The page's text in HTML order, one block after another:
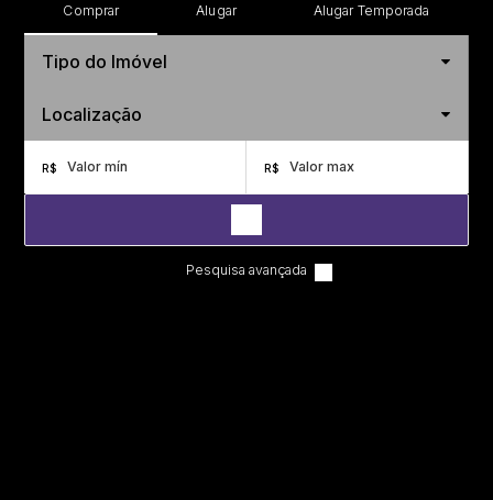
Comprar Alugar Alugar Temporada
Tipo do Imóvel
Localização